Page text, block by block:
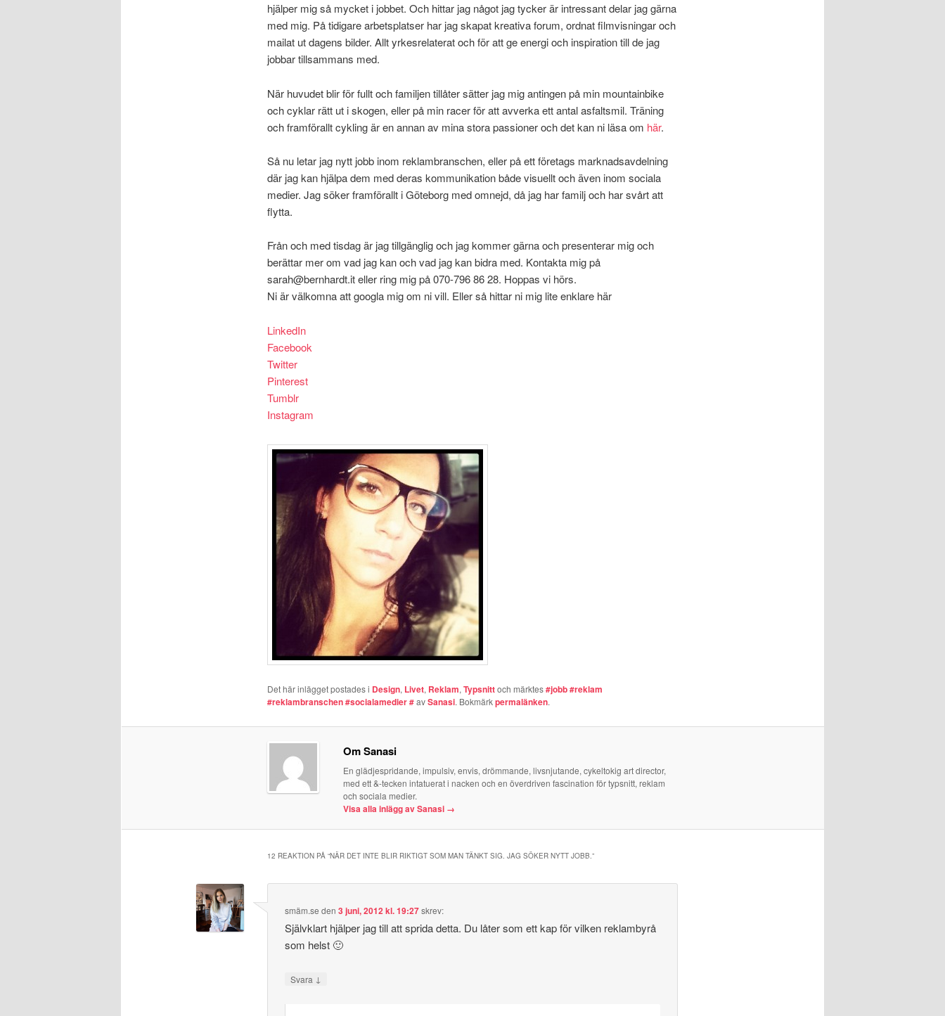
hjälper mig så mycket i jobbet. Och hittar jag något jag tycker är intressant delar jag gärna
med mig. På tidigare arbetsplatser har jag skapat kreativa forum, ordnat filmvisningar och
mailat ut dagens bilder. Allt yrkesrelaterat och för att ge energi och inspiration till de jag
jobbar tillsammans med.
När huvudet blir för fullt och familjen tillåter sätter jag mig antingen på min mountainbike
och cyklar rätt ut i skogen, eller på min racer för att avverka ett antal asfaltsmil. Träning
och framförallt cykling är en annan av mina stora passioner och det kan ni läsa om här.
Så nu letar jag nytt jobb inom reklambranschen, eller på ett företags marknadsavdelning
där jag kan hjälpa dem med deras kommunikation både visuellt och även inom sociala
medier. Jag söker framförallt i Göteborg med omnejd, då jag har familj och har svårt att
flytta.
Från och med tisdag är jag tillgänglig och jag kommer gärna och presenterar mig och
berättar mer om vad jag kan och vad jag kan bidra med. Kontakta mig på
sarah@bernhardt.it eller ring mig på 070-796 86 28. Hoppas vi hörs.
Ni är välkomna att googla mig om ni vill. Eller så hittar ni mig lite enklare här
LinkedIn
Facebook
Twitter
Pinterest
Tumblr
Instagram
Det här inlägget postades i Design, Livet, Reklam, Typsnittoch märktes#jobb #reklam
#reklambranschen #socialamedier #avSanasi. Bokmärkpermalänken.
Om Sanasi
En glädjespridande, impulsiv, envis, drömmande, livsnjutande, cykeltokig art director,
med ett &-tecken intatuerat i nacken och en överdriven fascination för typsnitt, reklam
och sociala medier.
Visa alla inlägg av Sanasi →
12 REAKTION PÅ “NÄR DET INTE BLIR RIKTIGT SOM MAN TÄNKT SIG. JAG SÖKER NYTT JOBB.”
smäm.se den3 juni, 2012 kl. 19:27skrev:
Självklart hjälper jag till att sprida detta. Du låter som ett kap för vilken reklambyrå
som helst 🙂
Svara ↓